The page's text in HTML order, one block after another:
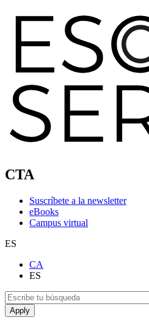
CTA
Suscríbete a la newsletter
eBooks
Campus virtual
ES
CA
ES